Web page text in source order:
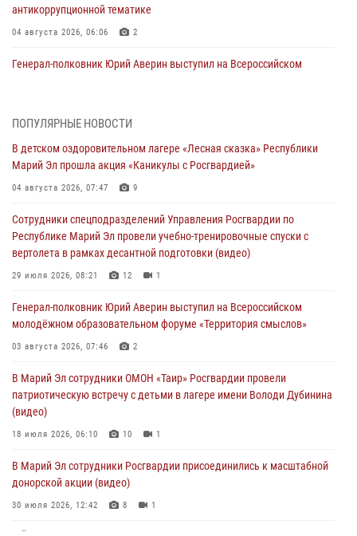
антикоррупционной тематике
04 августа 2026, 06:06 2
Генерал-полковник Юрий Аверин выступил на Всероссийском
празднования Дня ВДВ и проведения матчевого турнира на Кубок
Раимкуля Малахбекова
03 августа 2026, 06:52 7
Центральная войсковая комендатура Росгвардии отмечает день
образования 2 августа
02 августа 2026, 11:44
мировой войне 1914-1918 годов
01 августа 2026, 11:42
Российской Федерации
01 августа 2026, 06:40
ПОПУЛЯРНЫЕ НОВОСТИ
В детском оздоровительном лагере «Лесная сказка» Республики
Марий Эл прошла акция «Каникулы с Росгвардией»
04 августа 2026, 07:47 9
Сотрудники спецподразделений Управления Росгвардии по
Республике Марий Эл провели учебно-тренировочные спуски с
вертолета в рамках десантной подготовки (видео)
29 июля 2026, 08:21 12 1
Генерал-полковник Юрий Аверин выступил на Всероссийском
молодёжном образовательном форуме «Территория смыслов»
03 августа 2026, 07:46 2
В Марий Эл сотрудники ОМОН «Таир» Росгвардии провели
патриотическую встречу с детьми в лагере имени Володи Дубинина
(видео)
18 июля 2026, 06:10 10 1
В Марий Эл сотрудники Росгвардии присоединились к масштабной
донорской акции (видео)
30 июля 2026, 12:42 8 1